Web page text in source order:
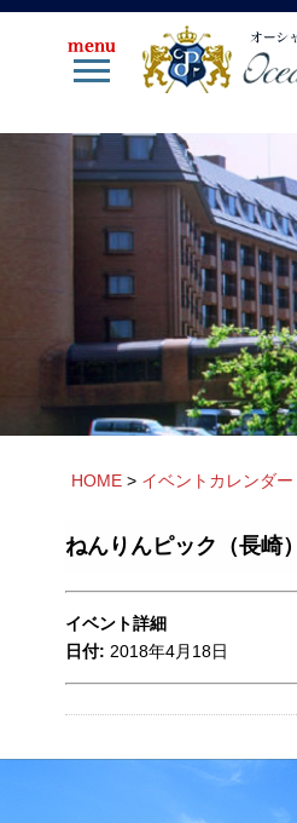
HOME > イベントカレンダー
ねんりんピック（長崎）
イベント詳細
日付: 2018年4月18日